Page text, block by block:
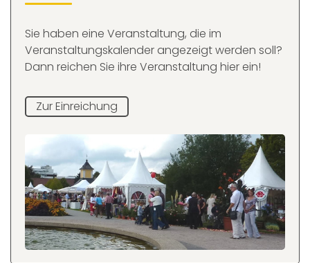
Sie haben eine Veranstaltung, die im
Veranstaltungskalender angezeigt werden soll?
Dann reichen Sie ihre Veranstaltung hier ein!
Zur Einreichung